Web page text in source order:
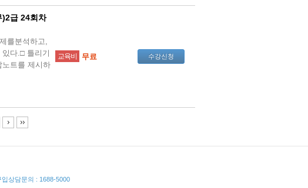
)2급 24회차
를분석하고,
다.□ 틀리기
노트를 제시하
교육비 무료 수강신청
입상담문의 : 1688-5000